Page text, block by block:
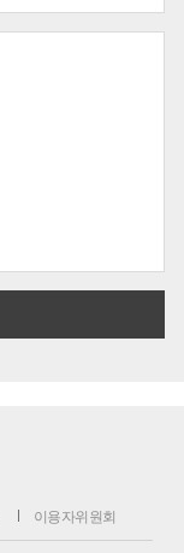
이용자위원회